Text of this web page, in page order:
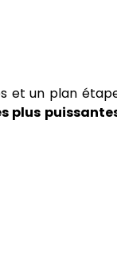
et un plan
plus